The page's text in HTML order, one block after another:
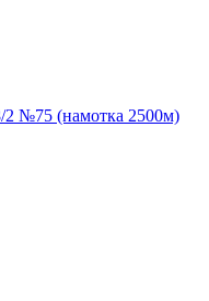
2 №75 (намотка 2500м)